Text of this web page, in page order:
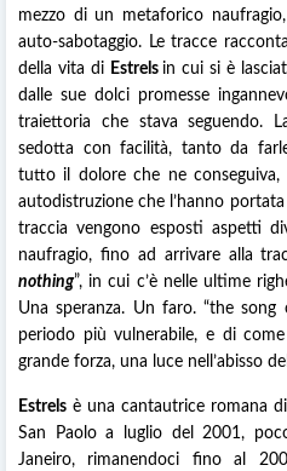
mezzo di un metaforico
auto-sabotaggio. Le tracce
della vita di Estrels in cui si è
dalle sue dolci promesse
traiettoria che stava seguendo.
sedotta con facilità, tanto da
tutto il dolore che ne conseguiva,
autodistruzione che l’hanno
traccia vengono esposti aspetti
naufragio, fino ad arrivare alla
nothing”, in cui c’è nelle ultime
Una speranza. Un faro. “the
periodo più vulnerabile, e di
grande forza, una luce nell’abisso
Estrels è una cantautrice romana
San Paolo a luglio del 2001,
Janeiro, rimanendoci fino al